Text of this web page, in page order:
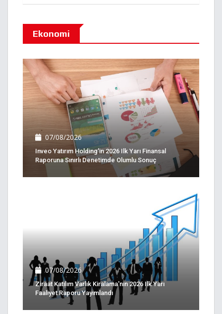
Ekonomi
07/08/2026
Inveo Yatırım Holding'in 2026 Ilk Yarı Finansal
Raporuna Sınırlı Denetimde Olumlu Sonuç
07/08/2026
Ziraat Katılım Varlık Kiralama'nın 2026 Ilk Yarı
Faaliyet Raporu Yayımlandı